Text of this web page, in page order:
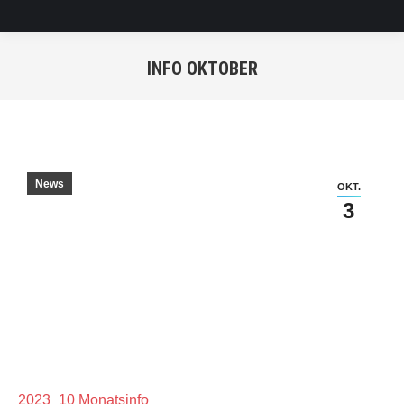
INFO OKTOBER
OKT.
3
News
2023_10 Monatsinfo_